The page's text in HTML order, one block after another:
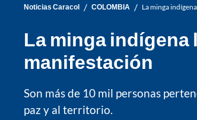
Noticias Caracol / COLOMBIA / La minga
La minga indígena
manifestación
Son más de 10 mil personas
paz y al territorio.